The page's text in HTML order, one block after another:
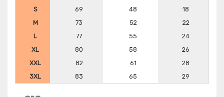
S
69 48
18
M
73 52
22
L
77 55
24
XL
80 58
26
XXL
82 61
28
3XL
83 65 29